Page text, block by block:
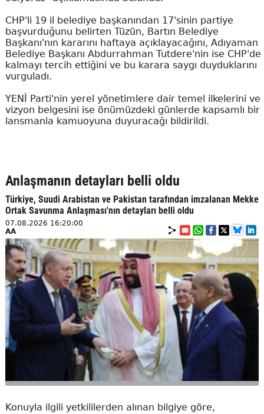
CHP'li 19 il belediye başkanından 17'sinin partiye
başvurduğunu belirten Tüzün, Bartın Belediye
Başkanı'nın kararını haftaya açıklayacağını, Adıyaman
Belediye Başkanı Abdurrahman Tutdere'nin ise CHP'de
kalmayı tercih ettiğini ve bu karara saygı duyduklarını
vurguladı.
YENİ Parti'nin yerel yönetimlere dair temel ilkelerini ve
vizyon belgesini ise önümüzdeki günlerde kapsamlı bir
lansmanla kamuoyuna duyuracağı bildirildi.
Anlaşmanın detayları belli oldu
Türkiye, Suudi Arabistan ve Pakistan tarafından imzalanan Mekke
Ortak Savunma Anlaşması'nın detayları belli oldu
07.08.2026 16:20:00
AA
Konuyla ilgili yetkililerden alınan bilgiye göre,